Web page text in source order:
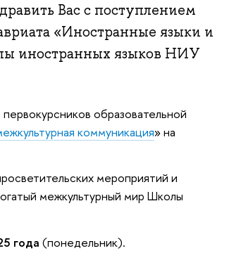
Вас с поступлением
«Иностранные языки и
иностранных языков НИУ
образовательной
коммуникация» на
мероприятий и
межкультурный мир Школы
года (понедельник).